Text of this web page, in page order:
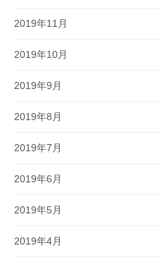
2019年11月
2019年10月
2019年9月
2019年8月
2019年7月
2019年6月
2019年5月
2019年4月